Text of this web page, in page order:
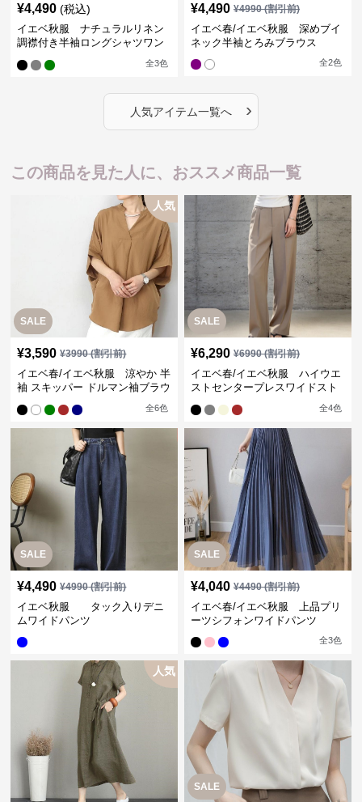
¥4,490 (税込)
イエベ秋服 ナチュラルリネン
調襟付き半袖ロングシャツワン
全3色
¥4,490 ¥4990(割引前)
イエベ春/イエベ秋服 深めブイ
ネック半袖とろみブラウス
全2色
人気アイテム一覧へ ›
この商品を見た人に、おススメ商品一覧
SALE
人気
¥3,590 ¥3990(割引前)
イエベ春/イエベ秋服 涼やか 半
袖 スキッパー ドルマン袖ブラウ
全6色
SALE
¥6,290 ¥6990(割引前)
イエベ春/イエベ秋服 ハイウエ
ストセンタープレスワイドスト
全4色
SALE
¥4,490 ¥4990(割引前)
イエベ秋服 タック入りデニ
ムワイドパンツ
SALE
¥4,040 ¥4490(割引前)
イエベ春/イエベ秋服 上品プリ
ーツシフォンワイドパンツ
全3色
人気
SALE